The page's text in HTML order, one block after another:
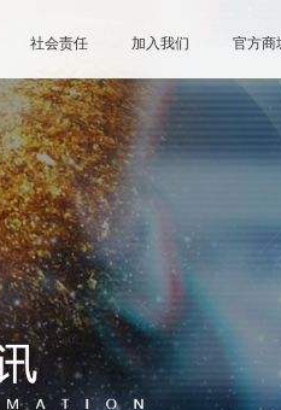
社会责任 加入我们 官方商